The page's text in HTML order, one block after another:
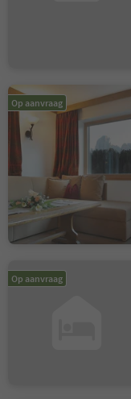
Op aanvraag
Op aanvraag